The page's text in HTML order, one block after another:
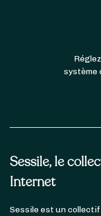
Sessile, le
Internet
Sessile est un
système